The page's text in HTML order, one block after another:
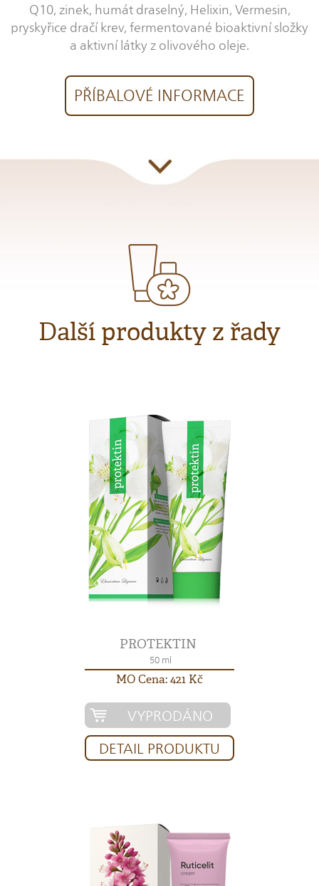
Q10, zinek, humát draselný, Helixin, Vermesin,
pryskyřice dračí krev, fermentované bioaktivní složky
a aktivní látky z olivového oleje.
PŘÍBALOVÉ INFORMACE
Další produkty z řady
PROTEKTIN
50 ml
MO Cena: 421 Kč
VYPRODÁNO
DETAIL PRODUKTU